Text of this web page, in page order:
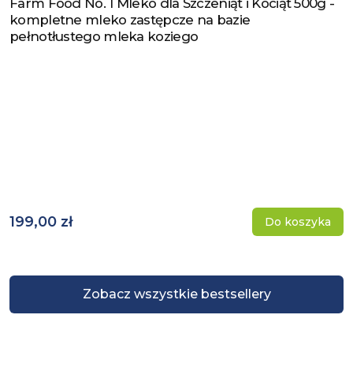
Zobacz wszystkie bestsellery
Zobacz produkt
Farm Food No. 1 Mleko dla Szczeniąt i Kociąt 500g -
kompletne mleko zastępcze na bazie
pełnotłustego mleka koziego
199,00 zł Do koszyka